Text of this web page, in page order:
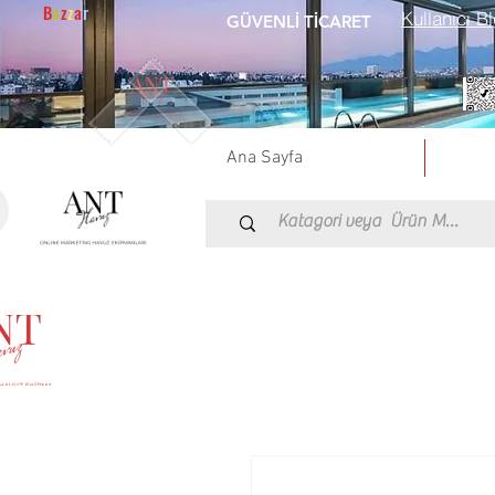
Bazzar GÜVENLİ TİCARET Kullanıcı
Ana Sayfa